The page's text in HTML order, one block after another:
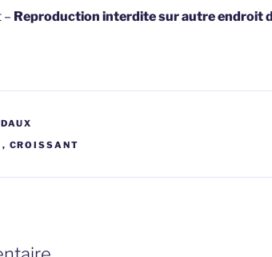
– Reproduction interdite sur autre endroit
, CROISSANT